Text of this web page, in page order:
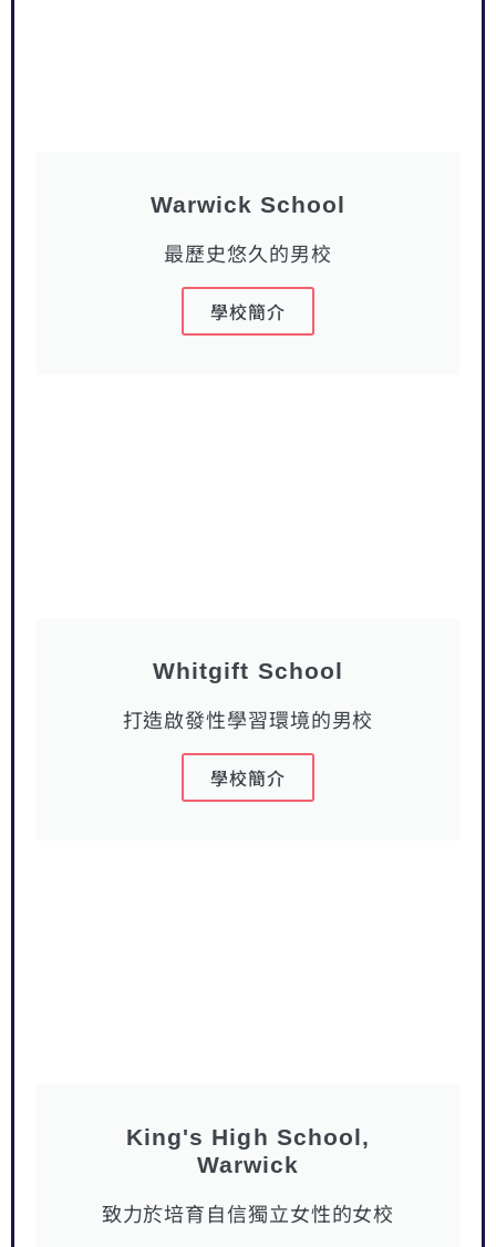
Warwick School
最歷史悠久的男校
學校簡介
Whitgift School
打造啟發性學習環境的男校
學校簡介
King's High School,
Warwick
致力於培育自信獨立女性的女校